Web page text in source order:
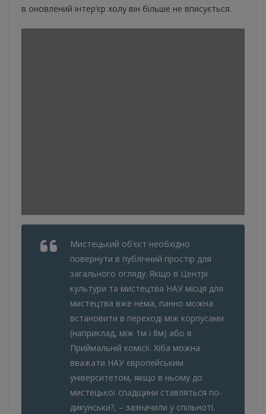
в оновлений інтер’єр холу він більше не вписується.
Мистецький об’єкт необхідно
повернути в публічний простір для
загального огляду. Якщо в Центрі
культури та мистецтва НАУ місця для
мистецтва вже нема, панно можна
встановити в переході між корпусами
(наприклад, між 1м і 8м) або в
Приймальній комісії. Хіба можна
вважати НАУ європейським
університетом, якщо в ньому до
мистецької спадщини ставляться по-
дикунськи?, – зазначили у спільноті.